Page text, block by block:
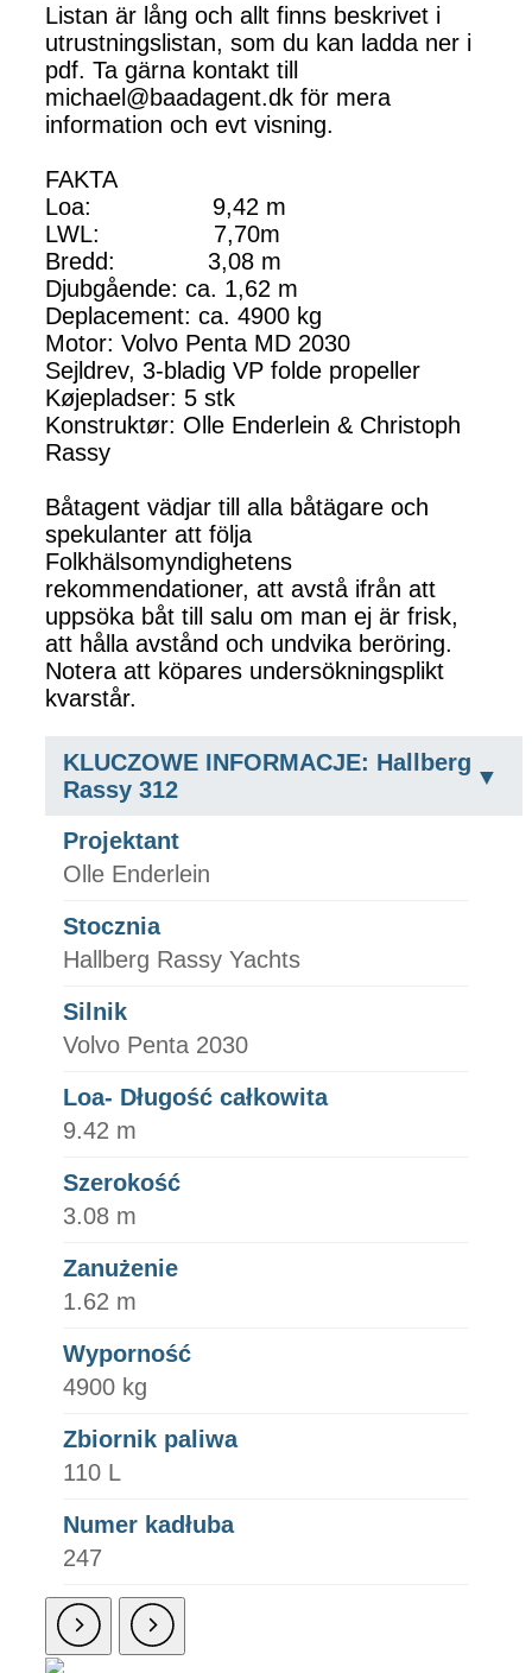
Listan är lång och allt finns beskrivet i
utrustningslistan, som du kan ladda ner i
pdf. Ta gärna kontakt till
michael@baadagent.dk för mera
information och evt visning.
FAKTA
Loa: 9,42 m
LWL: 7,70m
Bredd: 3,08 m
Djubgående: ca. 1,62 m
Deplacement: ca. 4900 kg
Motor: Volvo Penta MD 2030
Sejldrev, 3-bladig VP folde propeller
Køjepladser: 5 stk
Konstruktør: Olle Enderlein & Christoph
Rassy
Båtagent vädjar till alla båtägare och
spekulanter att följa
Folkhälsomyndighetens
rekommendationer, att avstå ifrån att
uppsöka båt till salu om man ej är frisk,
att hålla avstånd och undvika beröring.
Notera att köpares undersökningsplikt
kvarstår.
KLUCZOWE INFORMACJE: Hallberg
Rassy 312
Projektant
Olle Enderlein
Stocznia
Hallberg Rassy Yachts
Silnik
Volvo Penta 2030
Loa- Długość całkowita
9.42 m
Szerokość
3.08 m
Zanużenie
1.62 m
Wyporność
4900 kg
Zbiornik paliwa
110 L
Numer kadłuba
247